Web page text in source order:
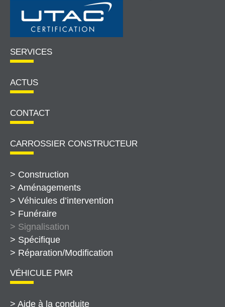
SERVICES
ACTUS
CONTACT
CARROSSIER CONSTRUCTEUR
> Construction
> Aménagements
> Véhicules d’intervention
> Funéraire
> Signalisation
> Spécifique
> Réparation/Modification
VÉHICULE PMR
> Aide à la conduite